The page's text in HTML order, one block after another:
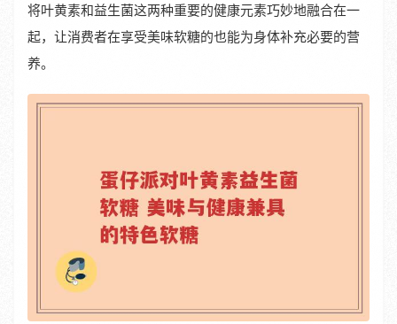
将叶黄素和益生菌这两种重要的健康元素巧妙地融合在一
起，让消费者在享受美味软糖的也能为身体补充必要的营
养。